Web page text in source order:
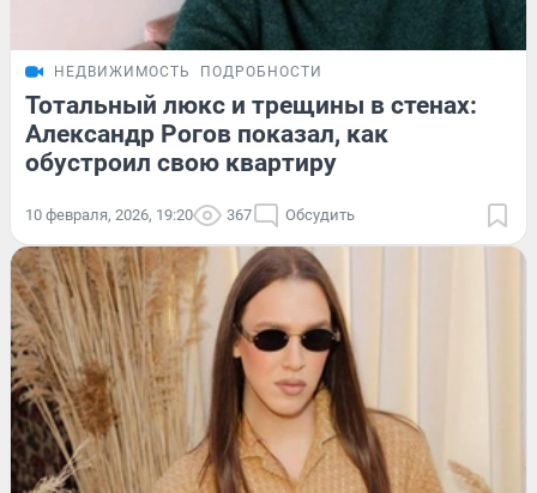
НЕДВИЖИМОСТЬ ПОДРОБНОСТИ
Тотальный люкс и трещины в стенах:
Александр Рогов показал, как
обустроил свою квартиру
10 февраля, 2026, 19:20 367 Обсудить